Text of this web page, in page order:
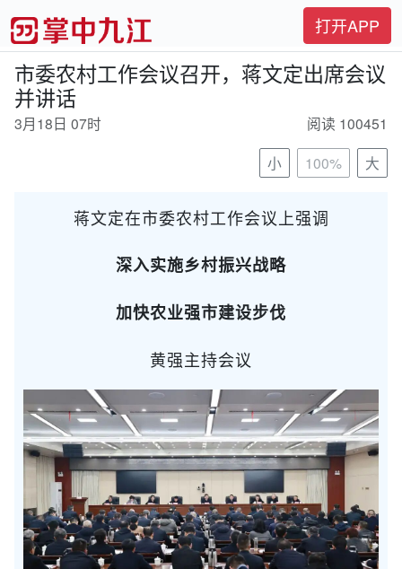
打开APP
市委农村工作会议召开，蒋文定出席会议
并讲话
3月18日 07时
阅读 100451
小
100% 大
蒋文定在市委农村工作会议上强调
深入实施乡村振兴战略
加快农业强市建设步伐
黄强主持会议